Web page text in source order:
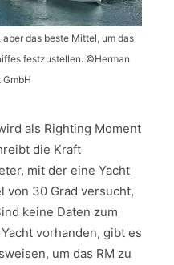
das beste Mittel, um das
festzustellen. ©Herman
als Righting Moment
die Kraft
mit der eine Yacht
von 30 Grad versucht,
keine Daten zum
vorhanden, gibt es
um das RM zu